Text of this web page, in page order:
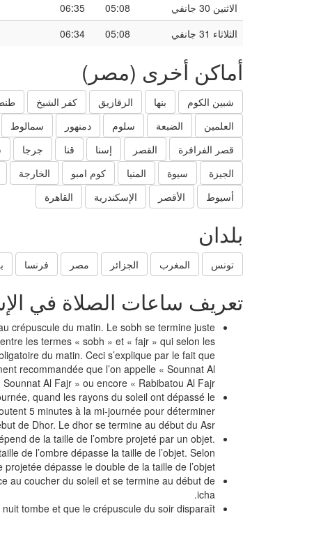
الاثنين 30 جانفي
05:08
06:35
الثلاثاء 31 جانفي
05:08
06:34
أماكن أخرى (مصر)
شبين الكوم بنها الزقازيق كفر الشيخ
العلمين
الضبعة سلوم دمنهور سمالوط
قصر الفرافرة
القصر إسنا قنا جرجا
الجيزة
سيوة المنيا كوم امبو الخارجة
أسيوط
الأقصر الإسكندرية القاهرة
بلدان
تونس المغرب الجزائر مصر فرنسا
تعريف ساعات الصلاة في
crépuscule du matin. Le sobh se termine juste
les termes « sobh » et « fajr » qui selon les
du matin. Ceci s’explique par le fait que
recommandée que l’on appelle « Sounnat Al
Al Fajr » ou encore « Rabibatou Al Fajr »
quand les rayons du soleil ont dépassé le
5 minutes à la mi-journée pour déterminer
de Dhor. Le dhor se termine au début du Asr.
de la taille de l’ombre projeté par un objet.
de l’ombre dépasse la taille de l’objet. Selon
dépasse le double de la taille de l’objet.
au coucher du soleil et se termine au début de
icha.
tombe et que le crépuscule du soir disparaît.